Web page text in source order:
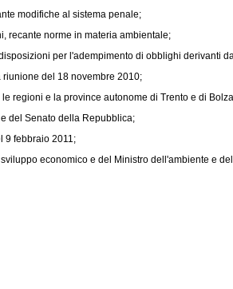
modifiche al sistema penale;
recante norme in materia ambientale;
per l'adempimento di obblighi derivanti
del 18 novembre 2010;
regioni e la province autonome di Trento e di
del Senato della Repubblica;
9 febbraio 2011;
economico e del Ministro dell'ambiente e